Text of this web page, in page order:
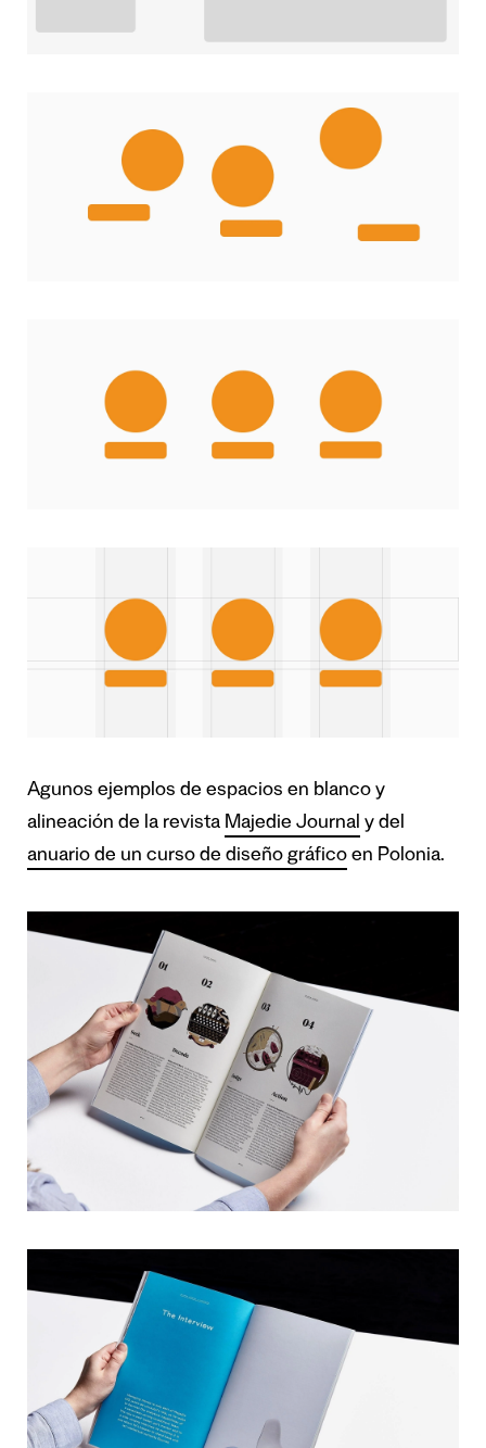
Agunos ejemplos de espacios en blanco y
alineación de la revista Majedie Journal y del
anuario de un curso de diseño gráfico en Polonia.